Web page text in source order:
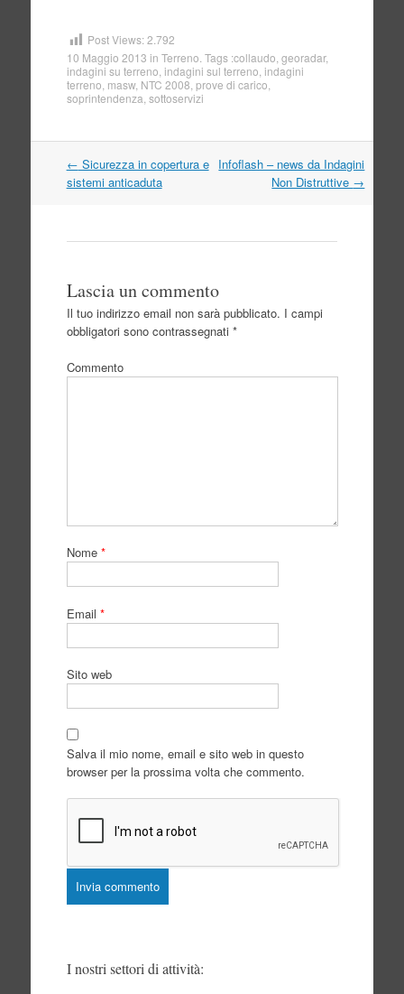
Post Views: 2.792
10 Maggio 2013 in Terreno . Tags :collaudo georadar,
indagini su terreno indagini sul terreno indagini
terreno masw, NTC 2008 prove di carico
soprintendenza sottoservizi
Navigazione
articolo
← Sicurezza in copertura e
sistemi anticaduta
Infoflash – news da Indagini
Non Distruttive →
Lascia un commento
Il tuo indirizzo email non sarà pubblicato. I campi
obbligatori sono contrassegnati *
Commento
Nome *
Email *
Sito web
Salva il mio nome, email e sito web in questo
browser per la prossima volta che commento.
I nostri settori di attività: